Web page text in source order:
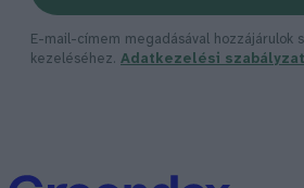
E-mail-címem megadásával hozzájárulok
kezeléséhez. Adatkezelési szabályzat